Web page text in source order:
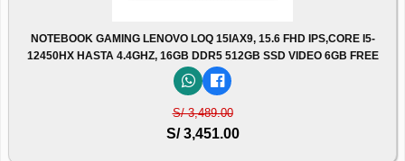
NOTEBOOK GAMING LENOVO LOQ 15IAX9, 15.6 FHD IPS,CORE I5-
12450HX HASTA 4.4GHZ, 16GB DDR5 512GB SSD VIDEO 6GB FREE
S/ 3,489.00
S/ 3,451.00